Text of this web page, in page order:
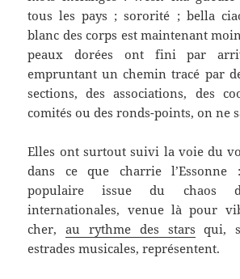
tous les pays ; sororité ; bella
blanc des corps est maintenant
peaux dorées ont fini par
empruntant un chemin tracé par
sections, des associations, des
comités ou des ronds-points, on ne
Elles ont surtout suivi la voie du
dans ce que charrie l’Essonne
populaire issue du chaos
internationales, venue là pour
cher,au rythme des stars qui,
estrades musicales, représentent.